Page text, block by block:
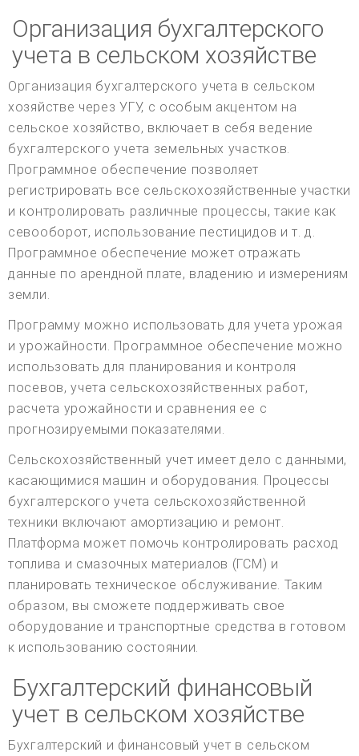
Организация бухгалтерского
учета в сельском хозяйстве
Организация бухгалтерского учета в сельском
хозяйстве через УГУ, с особым акцентом на
сельское хозяйство, включает в себя ведение
бухгалтерского учета земельных участков.
Программное обеспечение позволяет
регистрировать все сельскохозяйственные участки
и контролировать различные процессы, такие как
севооборот, использование пестицидов и т. д.
Программное обеспечение может отражать
данные по арендной плате, владению и измерениям
земли.
Программу можно использовать для учета урожая
и урожайности. Программное обеспечение можно
использовать для планирования и контроля
посевов, учета сельскохозяйственных работ,
расчета урожайности и сравнения ее с
прогнозируемыми показателями.
Сельскохозяйственный учет имеет дело с данными,
касающимися машин и оборудования. Процессы
бухгалтерского учета сельскохозяйственной
техники включают амортизацию и ремонт.
Платформа может помочь контролировать расход
топлива и смазочных материалов (ГСМ) и
планировать техническое обслуживание. Таким
образом, вы сможете поддерживать свое
оборудование и транспортные средства в готовом
к использованию состоянии.
Бухгалтерский финансовый
учет в сельском хозяйстве
Бухгалтерский и финансовый учет в сельском